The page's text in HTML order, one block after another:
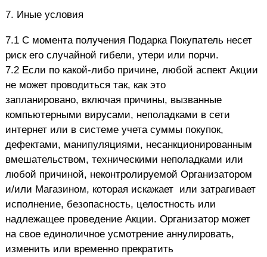
7. Иные условия
7.1 С момента получения Подарка Покупатель несет
риск его случайной гибели, утери или порчи.
7.2 Если по какой-либо причине, любой аспект Акции
не может проводиться так, как это
запланировано, включая причины, вызванные
компьютерными вирусами, неполадками в сети
интернет или в системе учета суммы покупок,
дефектами, манипуляциями, несанкционированным
вмешательством, техническими неполадками или
любой причиной, неконтролируемой Организатором
и/или Магазином, которая искажает или затрагивает
исполнение, безопасность, целостность или
надлежащее проведение Акции. Организатор может
на свое единоличное усмотрение аннулировать,
изменить или временно прекратить